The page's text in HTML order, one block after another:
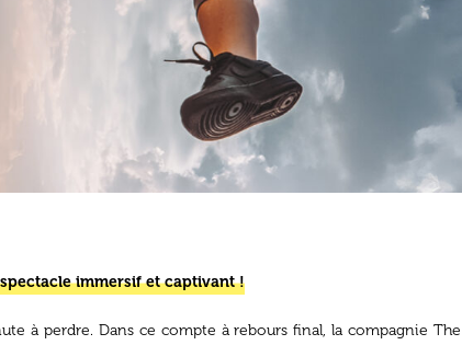
immersif et captivant !
à perdre. Dans ce compte à rebours final, la compagnie The